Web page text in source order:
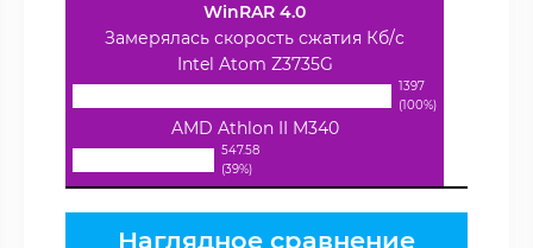
WinRAR 4.0
Замерялась скорость сжатия Кб/с
Intel Atom Z3735G
1397
(100%)
AMD Athlon II M340
547.58
(39%)
Наглядное сравнение